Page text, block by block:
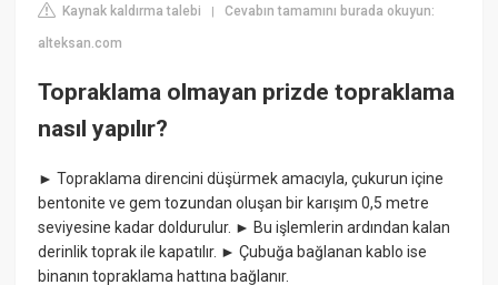
Kaynak kaldırma talebi |Cevabın tamamını burada okuyun:
alteksan.com
Topraklama olmayan prizde topraklama
nasıl yapılır?
► Topraklama direncini düşürmek amacıyla, çukurun içine
bentonite ve gem tozundan oluşan bir karışım 0,5 metre
seviyesine kadar doldurulur. ► Bu işlemlerin ardından kalan
derinlik toprak ile kapatılır. ► Çubuğa bağlanan kablo ise
binanın topraklama hattına bağlanır.